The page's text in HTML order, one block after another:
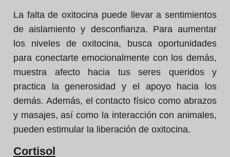
La falta de oxitocina puede llevar a sentimientos
de aislamiento y desconfianza. Para aumentar
los niveles de oxitocina, busca oportunidades
para conectarte emocionalmente con los demás,
muestra afecto hacia tus seres queridos y
practica la generosidad y el apoyo hacia los
demás. Además, el contacto físico como abrazos
y masajes, así como la interacción con animales,
pueden estimular la liberación de oxitocina.
Cortisol